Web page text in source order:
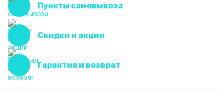
Пункты самовывоза
Скидки и акции
Гарантия и возврат